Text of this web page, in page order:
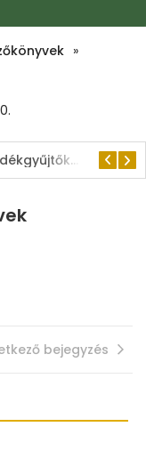
»
Kérjük a hulladékgyűjtők rendeltetésszerű használatát!
bejegyzés